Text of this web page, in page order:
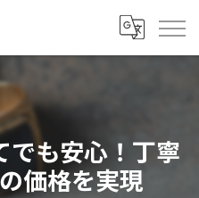
でも安心！丁寧
価格を実現